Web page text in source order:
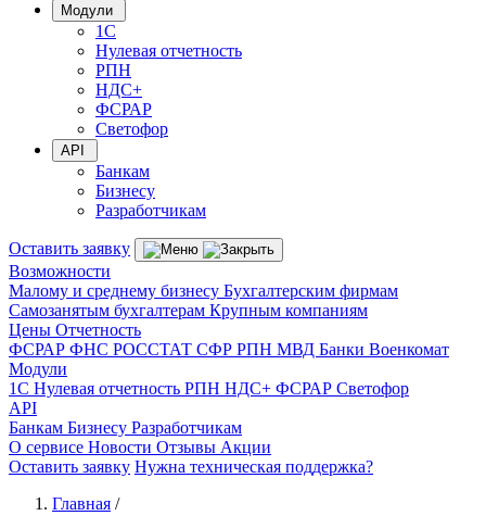
Модули
1С
Нулевая отчетность
РПН
НДС+
ФСРАР
Светофор
API
Банкам
Бизнесу
Разработчикам
Оставить заявку
Возможности
Малому и среднему бизнесу Бухгалтерским фирмам
Самозанятым бухгалтерам Крупным компаниям
Цены Отчетность
ФСРАР ФНС РОССТАТ СФР РПН МВД Банки Военкомат
Модули
1С Нулевая отчетность РПН НДС+ ФСРАР Светофор
API
Банкам Бизнесу Разработчикам
О сервисе Новости Отзывы Акции
Оставить заявку Нужна техническая поддержка?
Главная /